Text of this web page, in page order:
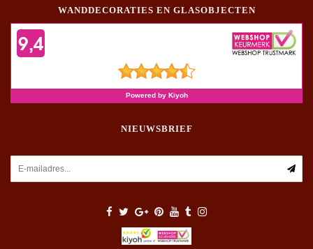
WANDDECORATIES EN GLASOBJECTEN
NIEUWSBRIEF